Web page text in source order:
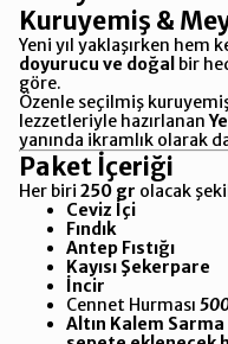
Kuruyemiş &
Yeni yıl yaklaşırken hem
doyurucu ve doğal bir
göre.
Özenle seçilmiş
lezzetleriyle hazırlanan
yanında ikramlık olarak
Paket İçeriği
Her biri 250 gr olacak
Ceviz İçi
Fındık
Antep Fıstığı
Kayısı Şekerpare
İncir
Cennet Hurması
Altın Kalem